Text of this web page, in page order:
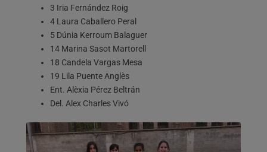
3 Iria Fernández Roig
4 Laura Caballero Peral
5 Dúnia Kerroum Balaguer
14 Marina Sasot Martorell
18 Candela Vargas Mesa
19 Lila Puente Anglès
Ent. Alèxia Pérez Beltrán
Del. Alex Charles Vivó